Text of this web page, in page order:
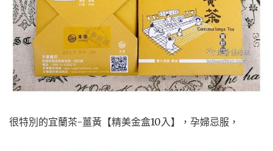
很特別的宜蘭茶-薑黃【精美金盒10入】，孕婦忌服，